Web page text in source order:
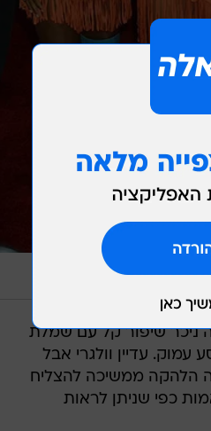
ובאמת בטקס
ניכר שיפור קל עם שמלת
עדיין וולגרי אבל
הלהקה ממשיכה להצליח
כפי שניתן לראות